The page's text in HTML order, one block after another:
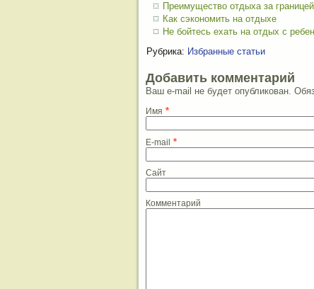
Преимущество отдыха за границей
Как сэкономить на отдыхе
Не бойтесь ехать на отдых с
Рубрика: Избранные статьи
Добавить комментарий
Ваш e-mail не будет опубликован.
Имя *
E-mail *
Сайт
Комментарий